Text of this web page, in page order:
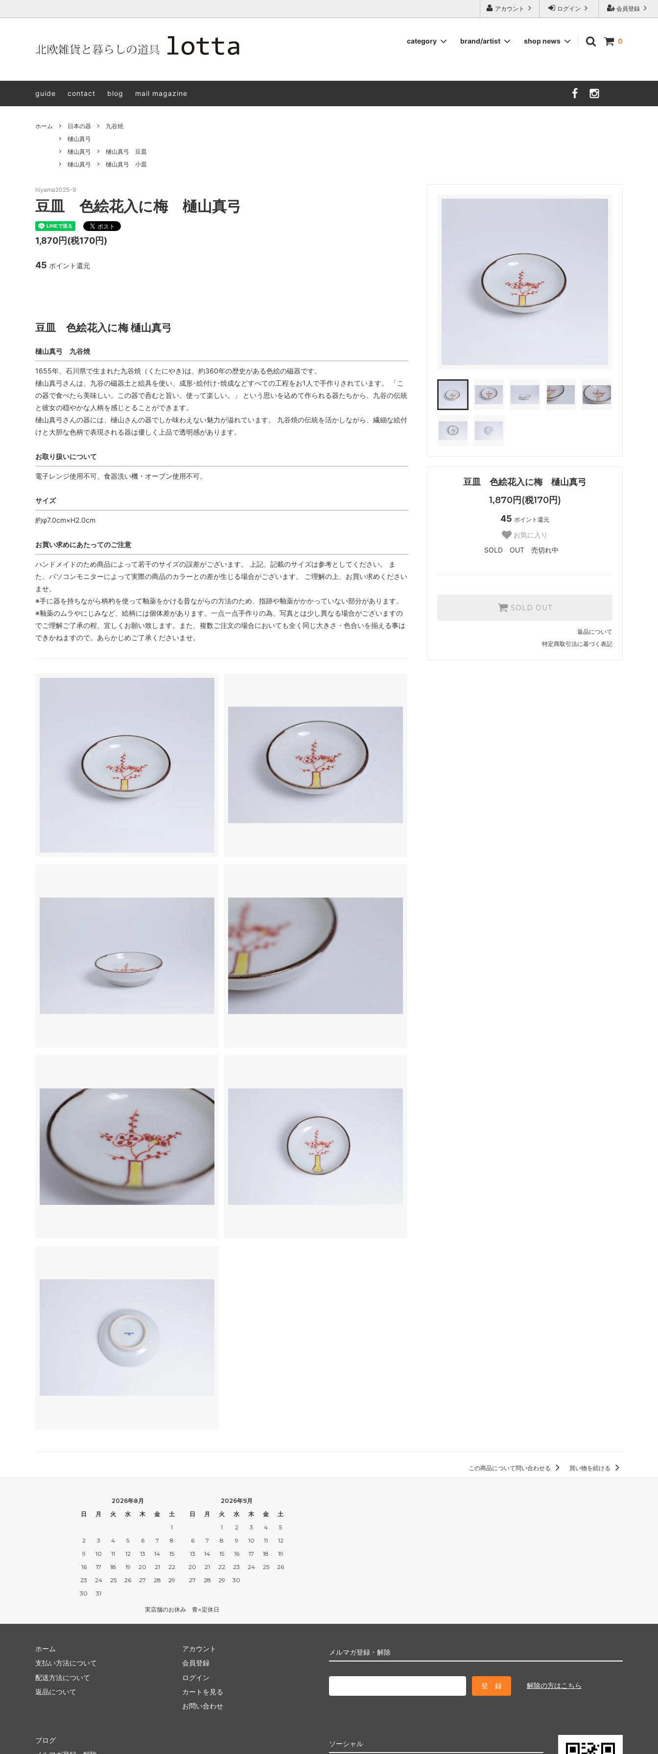
北欧雑貨と暮らしの道具lotta 神戸にある北欧雑貨と暮らしの道具ロッタのオンラインストア【アラビア,クイストゴーなどの北欧ヴィンテージ食器,雅峰窯やソルテグラスジュエリーなどの作家の作品が並びます】
会員登録
ログイン
アカウント
0
category
アクセサリー
brand/artist
STAVANGERFLINT
sorte glass jewelry
和田山真央
雅峰窯 上中剛司 稲右衛門窯
TANBA STYLE
シマタニ昇龍 syouryu
shop news
guide
contact blog mail magazine
ホーム 日本の器
九谷焼
樋山真弓
樋山真弓
樋山真弓 豆皿
樋山真弓
樋山真弓 小皿
豆皿 色絵花入に梅 樋山真弓
1,870円(税170円)
45 ポイント還元
お気に入り
SOLD OUT 売切れ中
SOLD OUT
返品について
特定商取引法に基づく表記
hiyama2025-9
豆皿 色絵花入に梅 樋山真弓
1,870円(税170円)
45 ポイント還元
豆皿 色絵花入に梅 樋山真弓
樋山真弓 九谷焼
1655年、石川県で生まれた九谷焼（くたにやき)は、約360年の歴史がある色絵の磁器です。
樋山真弓さんは、九谷の磁器土と絵具を使い、成形･絵付け･焼成などすべての工程をお1人で手作りされています。 「こ
の器で食べたら美味しい。この器で呑むと旨い。使って楽しい。」 という思いを込めて作られる器たちから、九谷の伝統
と彼女の穏やかな人柄を感じとることができます。
樋山真弓さんの器には、樋山さんの器でしか味わえない魅力が溢れています。 九谷焼の伝統を活かしながら、繊細な絵付
けと大胆な色柄で表現される器は優しく上品で透明感があります。
お取り扱いについて
電子レンジ使用不可、食器洗い機・オーブン使用不可。
サイズ
約φ7.0cm×H2.0cm
お買い求めにあたってのご注意
ハンドメイドのため商品によって若干のサイズの誤差がございます。 上記、記載のサイズは参考としてください。 ま
た、パソコンモニターによって実際の商品のカラーとの差が生じる場合がございます。 ご理解の上、お買い求めください
ませ。
※手に器を持ちながら柄杓を使って釉薬をかける昔ながらの方法のため、指跡や釉薬がかかっていない部分があります。
※釉薬のムラやにじみなど、絵柄には個体差があります。一点一点手作りの為、写真とは少し異なる場合がございますの
でご理解ご了承の程、宜しくお願い致します。また、複数ご注文の場合においても全く同じ大きさ・色合いを揃える事は
できかねますので。あらかじめご了承くださいませ。
この商品について問い合わせる 買い物を続ける
2026年8月
日
月 火 水 木 金
土
1
2
3 4 5 6 7
8
9
10 11 12 13 14
15
16
17 18 19 20 21
22
23
24 25 26 27 28
29
30
31
2026年9月
日
月 火 水 木 金
土
1
2 3 4
5
6
7 8 9 10 11
12
13
14 15 16 17 18
19
20
21 22 23 24 25
26
27
28 29 30
実店舗のお休み 青=定休日
メルマガ登録・解除
解除の方はこちら
ホーム
支払い方法について
配送方法について
返品について
アカウント
会員登録
ログイン
カートを見る
お問い合わせ
ソーシャル
ブログ